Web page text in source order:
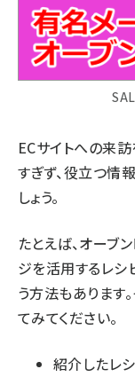
ECサイトへの来
すぎず、役立つ情
しょう。
たとえば、オーブ
ジを活用するレシ
う方法もあります
てみてください。
紹介したレ